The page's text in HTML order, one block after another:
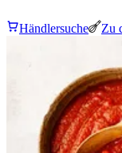
Händlersuche Zu